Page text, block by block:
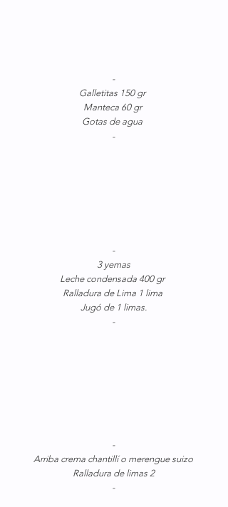
-
Galletitas 150 gr
Manteca 60 gr
Gotas de agua
-
-
3 yemas
Leche condensada 400 gr
Ralladura de Lima 1 lima
Jugó de 1 limas.
-
-
Arriba crema chantillí o merengue suizo
Ralladura de limas 2
-